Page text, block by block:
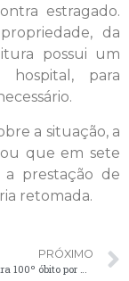
estragado.
da
possui um
para
a situação, a
que em sete
a prestação de
retomada.
PRÓXIMO
Palmeira registra 100º óbito por Covid-19 e confirma 64 casos positivos nesta quarta-feira (2)